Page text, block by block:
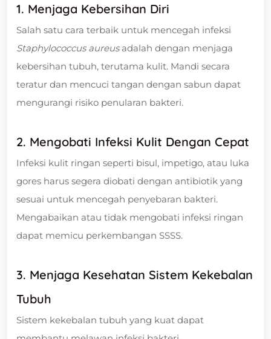
1. Menjaga Kebersihan Diri
Salah satu cara terbaik untuk mencegah infeksi
Staphylococcus aureusadalah dengan menjaga
kebersihan tubuh, terutama kulit. Mandi secara
teratur dan mencuci tangan dengan sabun dapat
mengurangi risiko penularan bakteri.
2. Mengobati Infeksi Kulit Dengan Cepat
Infeksi kulit ringan seperti bisul, impetigo, atau luka
gores harus segera diobati dengan antibiotik yang
sesuai untuk mencegah penyebaran bakteri.
Mengabaikan atau tidak mengobati infeksi ringan
dapat memicu perkembangan SSSS.
3. Menjaga Kesehatan Sistem Kekebalan
Tubuh
Sistem kekebalan tubuh yang kuat dapat